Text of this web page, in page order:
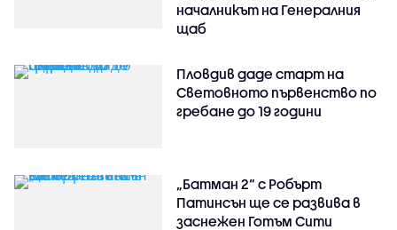
началникът на Генералния
щаб
Пловдив даде старт на
Световното първенство по
гребане до 19 години
„Батман 2“ с Робърт
Патинсън ще се развива в
заснежен Готъм Сити